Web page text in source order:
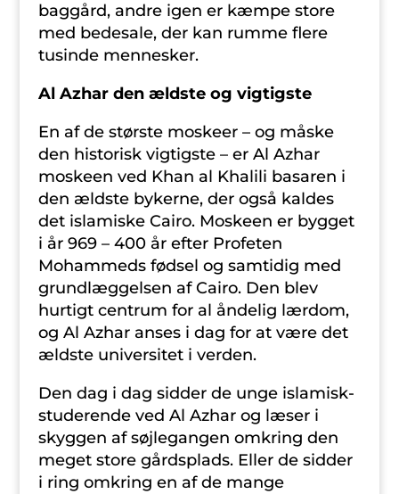
baggård, andre igen er kæmpe store
med bedesale, der kan rumme flere
tusinde mennesker.
Al Azhar den ældste og vigtigste
En af de største moskeer – og måske
den historisk vigtigste – er Al Azhar
moskeen ved Khan al Khalili basaren i
den ældste bykerne, der også kaldes
det islamiske Cairo. Moskeen er bygget
i år 969 – 400 år efter Profeten
Mohammeds fødsel og samtidig med
grundlæggelsen af Cairo. Den blev
hurtigt centrum for al åndelig lærdom,
og Al Azhar anses i dag for at være det
ældste universitet i verden.
Den dag i dag sidder de unge islamisk-
studerende ved Al Azhar og læser i
skyggen af søjlegangen omkring den
meget store gårdsplads. Eller de sidder
i ring omkring en af de mange